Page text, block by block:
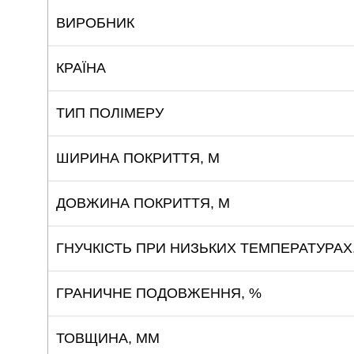
ВИРОБНИК
КРАЇНА
ТИП ПОЛІМЕРУ
ШИРИНА ПОКРИТТЯ, М
ДОВЖИНА ПОКРИТТЯ, М
ГНУЧКІСТЬ ПРИ НИЗЬКИХ
ГРАНИЧНЕ ПОДОВЖЕННЯ, %
ТОВЩИНА, ММ